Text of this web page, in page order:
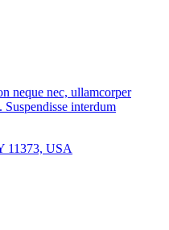
neque nec, ullamcorper
interdum
11373, USA